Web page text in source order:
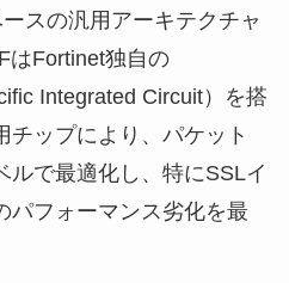
スの汎用アーキテクチャ
はFortinet独自の
Integrated Circuit）を搭
チップにより、パケット
ルで最適化し、特にSSLイ
パフォーマンス劣化を最